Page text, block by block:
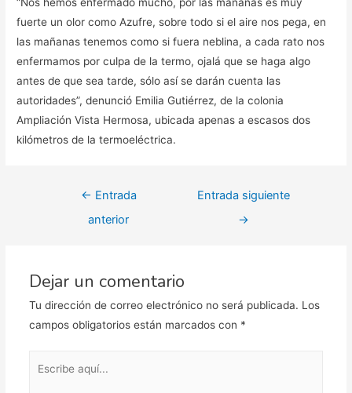
fuerte un olor como Azufre, sobre todo si el aire nos pega, en
las mañanas tenemos como si fuera neblina, a cada rato nos
enfermamos por culpa de la termo, ojalá que se haga algo
antes de que sea tarde, sólo así se darán cuenta las
autoridades”, denunció Emilia Gutiérrez, de la colonia
Ampliación Vista Hermosa, ubicada apenas a escasos dos
kilómetros de la termoeléctrica.
Navegación
← Entrada
anterior
Entrada siguiente
→
Dejar un comentario
Tu dirección de correo electrónico no será publicada. Los
campos obligatorios están marcados con *